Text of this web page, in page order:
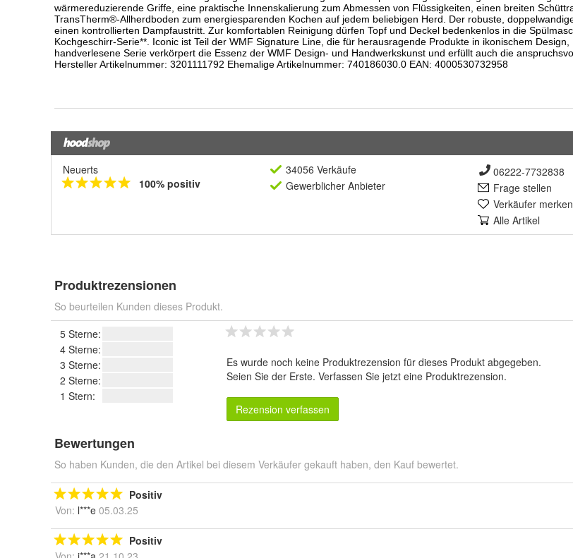
Neuerts
100% positiv
34056 Verkäufe
Gewerblicher Anbieter
06222-7732838
Frage stellen
Verkäufer merken
Alle Artikel
Produktrezensionen
So beurteilen Kunden dieses Produkt.
5 Sterne:
4 Sterne:
3 Sterne:
2 Sterne:
1 Stern:
Es wurde noch keine Produktrezension für dieses Produkt abgegeben.
Seien Sie der Erste. Verfassen Sie jetzt eine Produktrezension.
Rezension verfassen
Bewertungen
So haben Kunden, die den Artikel bei diesem Verkäufer gekauft haben, den Kauf bewertet.
Positiv
Von: l***e 05.03.25
Positiv